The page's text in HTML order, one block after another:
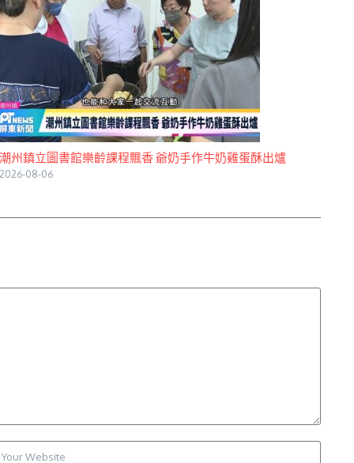
潮州鎮立圖書館樂齡課程飄香 爺奶手作牛奶雞蛋酥出爐
2026-08-06